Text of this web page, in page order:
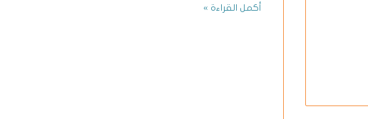
أكمل القراءة »